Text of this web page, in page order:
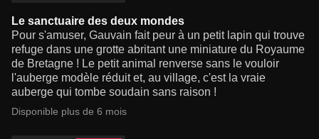
Le sanctuaire des deux mondes
Pour s'amuser, Gauvain fait peur à un petit lapin qui trouve
refuge dans une grotte abritant une miniature du Royaume
de Bretagne ! Le petit animal renverse sans le vouloir
l'auberge modèle réduit et, au village, c'est la vraie
auberge qui tombe soudain sans raison !
Disponible plus de 6 mois